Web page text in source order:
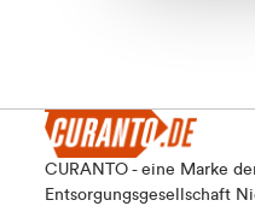
CURANTO - eine Marke
Entsorgungsgesellschaft